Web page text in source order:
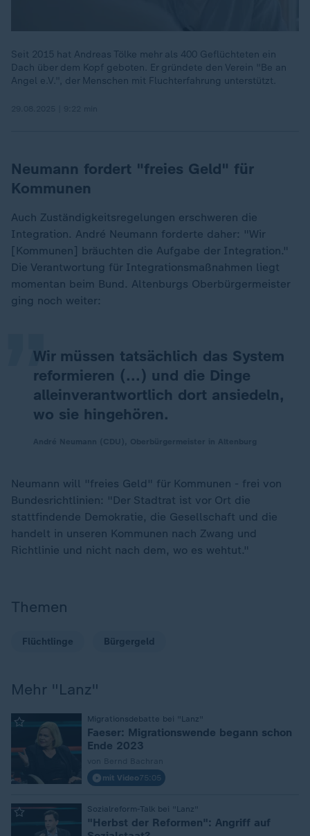
Seit 2015 hat Andreas Tölke mehr als 400 Geflüchteten ein
Dach über dem Kopf geboten. Er gründete den Verein "Be an
Angel e.V.", der Menschen mit Fluchterfahrung unterstützt.
Neumann fordert "freies Geld" für
Kommunen
Auch Zuständigkeitsregelungen erschweren die
Integration. André Neumann forderte daher: "Wir
[Kommunen] bräuchten die Aufgabe der Integration."
Die Verantwortung für Integrationsmaßnahmen liegt
momentan beim Bund. Altenburgs Oberbürgermeister
ging noch weiter:
Wir müssen tatsächlich das System
reformieren (...) und die Dinge
alleinverantwortlich dort ansiedeln,
wo sie hingehören.
„
Neumann will "freies Geld" für Kommunen - frei von
Bundesrichtlinien: "Der Stadtrat ist vor Ort die
stattfindende Demokratie, die Gesellschaft und die
handelt in unseren Kommunen nach Zwang und
Richtlinie und nicht nach dem, wo es wehtut."
Themen
Flüchtlinge Bürgergeld
Mehr "Lanz"
Migrationsdebatte bei "Lanz"
Faeser: Migrationswende begann schon
Ende 2023
mit Video75:05
Sozialreform-Talk bei "Lanz"
:
"Herbst der Reformen": Angriff auf